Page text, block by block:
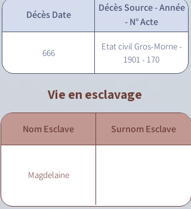
Décès Date
Décès Source - Année
- N° Acte
666
Etat civil Gros-Morne -
1901 - 170
Vie en esclavage
Nom Esclave Surnom Esclave
Magdelaine